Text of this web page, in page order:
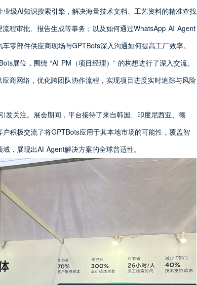
级AI知识搜索引擎，解决海量技术文档、工艺资料的精准查找
程审批、报告生成等事务；以及如何通过WhatsApp AI Agent
零部件供应商现场与GPTBots深入沟通如何提高工厂效率。
展位，围绕 “AI PM（项目经理）” 的构想进行了深入交流。
商网络，优化跨团队协作流程，实现项目进度实时追踪与风险
发关注。展会期间，平台接待了来自韩国、印度尼西亚、德
积极交流了将GPTBots应用于其本地市场的可能性，覆盖智
，展现出AI Agent解决方案的全球普适性。